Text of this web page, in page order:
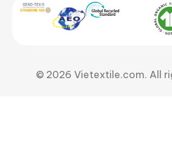
© 2026 Vietextile.com. All